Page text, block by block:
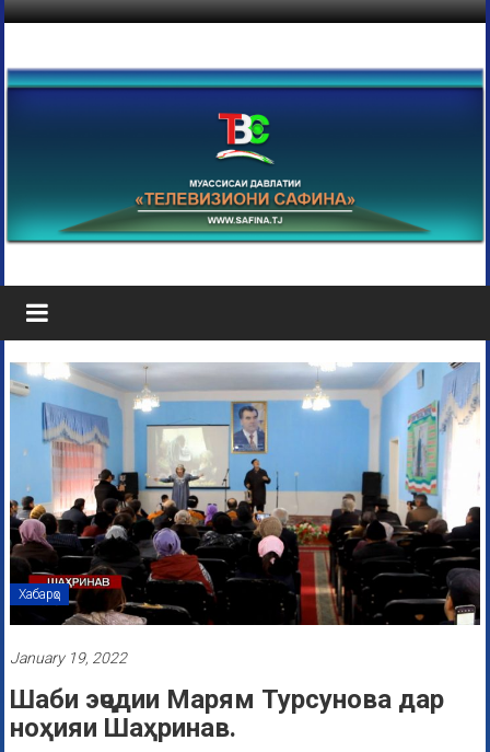
Хабарҳо
January 19, 2022
Шаби эҷодии Марям Турсунова дар
ноҳияи Шаҳринав.